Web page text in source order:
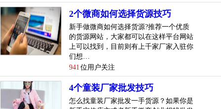
没有不能做，是现如今市...[查看详情]
top5 做微商或者不做的你，都有必要看的一篇文
章！技巧
微商如今越来越抢手，也越来越专业，很多人认为微商门槛
微商代理
给我们总了一下，是做微商的有必要看的
一篇文章。
2个微商如何选择货源技巧
新手做微商如何选择货源?推荐一个优质
的货源网站，大家都可以在这样平台网站
上可以找到，目前则有上千家厂家入驻你
们想…
941 位用户关注
4个童装厂家批发技巧
怎么找童装厂家批发一手货源？如果你是